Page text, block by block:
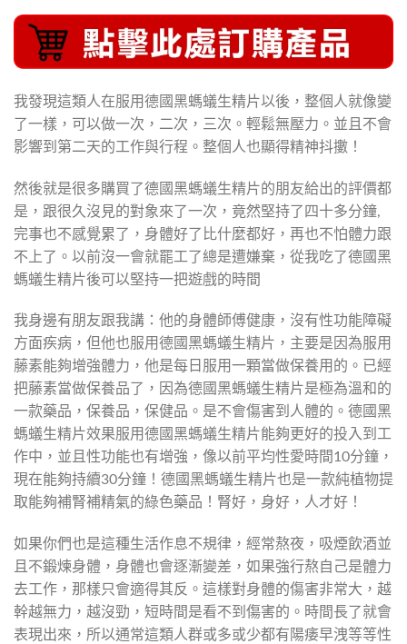
我發現這類人在服用德國黑螞蟻生精片以後，整個人就像變
了一樣，可以做一次，二次，三次。輕鬆無壓力。並且不會
影響到第二天的工作與行程。整個人也顯得精神抖擻！
然後就是很多購買了德國黑螞蟻生精片的朋友給出的評價都
是，跟很久沒見的對象來了一次，竟然堅持了四十多分鐘,
完事也不感覺累了，身體好了比什麼都好，再也不怕體力跟
不上了。以前沒一會就罷工了總是遭嫌棄，從我吃了德國黑
螞蟻生精片後可以堅持一把遊戲的時間
我身邊有朋友跟我講：他的身體師傅健康，沒有性功能障礙
方面疾病，但他也服用德國黑螞蟻生精片，主要是因為服用
藤素能夠增強體力，他是每日服用一顆當做保養用的。已經
把藤素當做保養品了，因為德國黑螞蟻生精片是極為溫和的
一款藥品，保養品，保健品。是不會傷害到人體的。德國黑
螞蟻生精片效果服用德國黑螞蟻生精片能夠更好的投入到工
作中，並且性功能也有增強，像以前平均性愛時間10分鐘，
現在能夠持續30分鐘！德國黑螞蟻生精片也是一款純植物提
取能夠補腎補精氣的綠色藥品！腎好，身好，人才好！
如果你們也是這種生活作息不規律，經常熬夜，吸煙飲酒並
且不鍛煉身體，身體也會逐漸變差，如果強行熬自己是體力
去工作，那樣只會適得其反。這樣對身體的傷害非常大，越
幹越無力，越沒勁，短時間是看不到傷害的。時間長了就會
表現出來，所以通常這類人群或多或少都有陽痿早洩等等性